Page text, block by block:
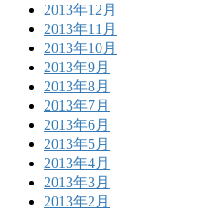
2013年12月
2013年11月
2013年10月
2013年9月
2013年8月
2013年7月
2013年6月
2013年5月
2013年4月
2013年3月
2013年2月